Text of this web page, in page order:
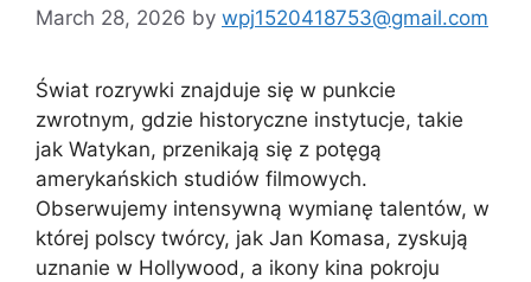
March 28, 2026 by wpj1520418753@gmail.com
Świat rozrywki znajduje się w punkcie
zwrotnym, gdzie historyczne instytucje, takie
jak Watykan, przenikają się z potęgą
amerykańskich studiów filmowych.
Obserwujemy intensywną wymianę talentów, w
której polscy twórcy, jak Jan Komasa, zyskują
uznanie w Hollywood, a ikony kina pokroju